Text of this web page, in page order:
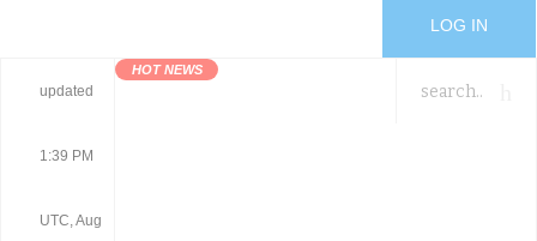
LOG IN
updated
1:39 PM
UTC, Aug
HOT NEWS